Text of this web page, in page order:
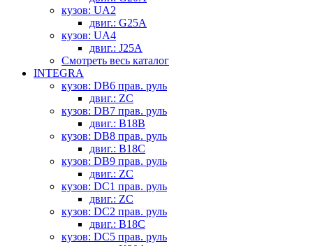
кузов: UA2
двиг.: G25A
кузов: UA4
двиг.: J25A
Смотреть весь каталог
INTEGRA
кузов: DB6 прав. руль
двиг.: ZC
кузов: DB7 прав. руль
двиг.: B18B
кузов: DB8 прав. руль
двиг.: B18C
кузов: DB9 прав. руль
двиг.: ZC
кузов: DC1 прав. руль
двиг.: ZC
кузов: DC2 прав. руль
двиг.: B18C
кузов: DC5 прав. руль